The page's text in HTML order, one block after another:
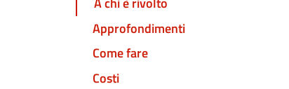
Approfondimenti
Come fare
Costi